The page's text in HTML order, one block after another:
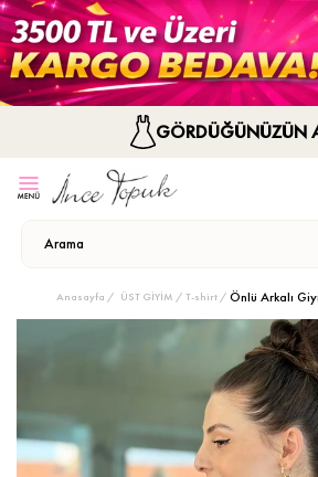
GÖRDÜĞÜNÜZÜN
Anasayfa ÜST GİYİM T-shirt Önlü Arkalı